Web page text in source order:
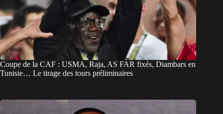
Coupe de la CAF : USMA, Raja, AS FAR fixés, Diambars en
Tunisie… Le tirage des tours préliminaires